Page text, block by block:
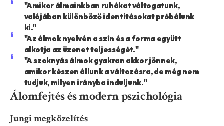
"Amikor álmainkban ruhákat váltogatunk,
valójában különböző identitásokat próbálunk
ki."
"Az álmok nyelvén a szín és a forma együtt
alkotja az üzenet teljességét."
"A szoknyás álmok gyakran akkor jönnek,
amikor készen állunk a változásra, de még nem
tudjuk, milyen irányba induljunk."
Álomfejtés és modern pszichológia
Jungi megközelítés